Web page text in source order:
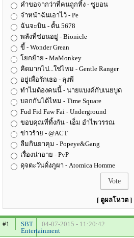
คำขอจากว่าที่คนถูกทิ้ง - ซูยอน
จำหน้าฉันเอาไว้ - Pe
ฉันจะบิน - ตั้น 5678
พลังที่ซ่อนอยู่ - Bionicle
ขี้ - Wonder Grean
โยกย้าย - MaMonkey
คิดมากไป...ใช่ไหม - Gentle Ranger
อยู่เพื่อรักเธอ - ลุงพี
ทำไมต้องคนนี้ - นายแบงค์กับเนยบูด
บอกกันได้ไหม - Time Square
Fud Fid Faw Fai - Underground
ขอบคุณที่ทิ้งกัน - เอ็ม อำไพวรรณ
ข่าวร้าย - @ACT
ลืมกินยาคุม - Popeye&Gang
เรื่องน่าอาย - PvP
ดุจตะวันดั่งภูผา - Atomica Homme
[ ดูผลโหวต ]
#1
SBT
Entertainment
04-07-2015 - 11:20:42